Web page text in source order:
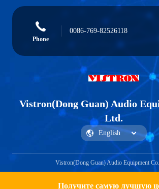
Получите самую лучшую
Phone
0086-769-82526118
Vistron(Dong Guan) Audio
Ltd.
Vistron(Dong Guan) Audio Equipment
Get a